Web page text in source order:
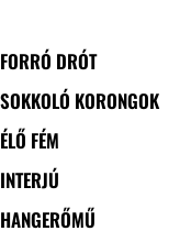
FORRÓ DRÓT
SOKKOLÓ KORONGOK
ÉLŐ FÉM
INTERJÚ
HANGERŐMŰ